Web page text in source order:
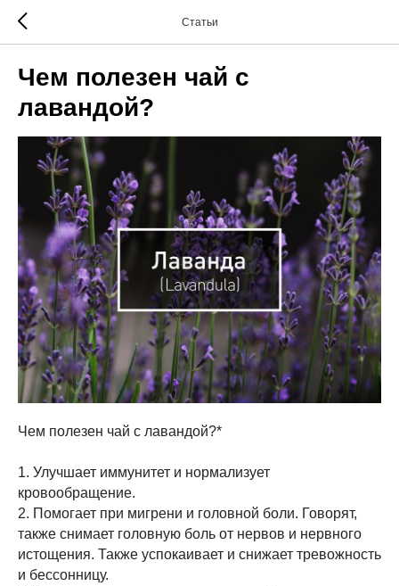
Статьи
Чем полезен чай с
лавандой?
Чем полезен чай с лавандой?*
1. Улучшает иммунитет и нормализует
кровообращение.
2. Помогает при мигрени и головной боли. Говорят,
также снимает головную боль от нервов и нервного
истощения. Также успокаивает и снижает тревожность
и бессонницу.